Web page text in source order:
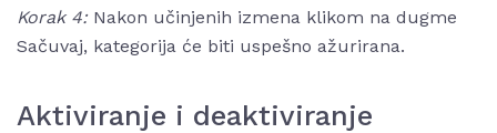
Korak 4: Nakon učinjenih izmena klikom na dugme
Sačuvaj, kategorija će biti uspešno ažurirana.
Aktiviranje i deaktiviranje